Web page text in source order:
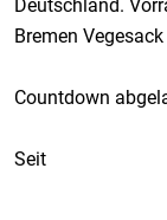
Deutschland.
Bremen Vegesack
Countdown
Seit